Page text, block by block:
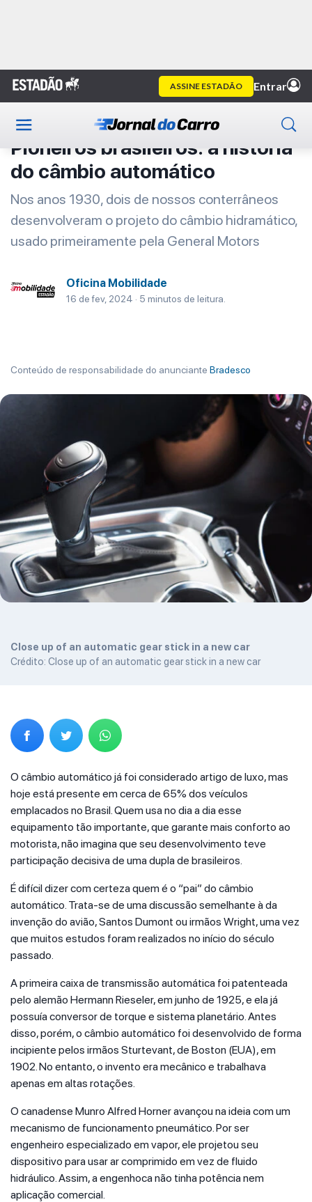
Oficina Mobilidade
Pioneiros brasileiros: a história
do câmbio automático
Nos anos 1930, dois de nossos conterrâneos
desenvolveram o projeto do câmbio hidramático,
usado primeiramente pela General Motors
Oficina Mobilidade
16 de fev, 2024 · 5 minutos de leitura.
Conteúdo de responsabilidade do anunciante Bradesco
Close up of an automatic gear stick in a new car
Crédito: Close up of an automatic gear stick in a new car
O câmbio automático já foi considerado artigo de luxo, mas
hoje está presente em cerca de 65% dos veículos
emplacados no Brasil. Quem usa no dia a dia esse
equipamento tão importante, que garante mais conforto ao
motorista, não imagina que seu desenvolvimento teve
participação decisiva de uma dupla de brasileiros.
É difícil dizer com certeza quem é o “pai” do câmbio
automático. Trata-se de uma discussão semelhante à da
invenção do avião, Santos Dumont ou irmãos Wright, uma vez
que muitos estudos foram realizados no início do século
passado.
A primeira caixa de transmissão automática foi patenteada
pelo alemão Hermann Rieseler, em junho de 1925, e ela já
possuía conversor de torque e sistema planetário. Antes
disso, porém, o câmbio automático foi desenvolvido de forma
incipiente pelos irmãos Sturtevant, de Boston (EUA), em
1902. No entanto, o invento era mecânico e trabalhava
apenas em altas rotações.
O canadense Munro Alfred Horner avançou na ideia com um
mecanismo de funcionamento pneumático. Por ser
engenheiro especializado em vapor, ele projetou seu
dispositivo para usar ar comprimido em vez de fluido
hidráulico. Assim, a engenhoca não tinha potência nem
aplicação comercial.